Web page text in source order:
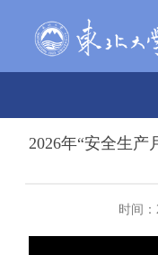
2026年“安全生产
时间：